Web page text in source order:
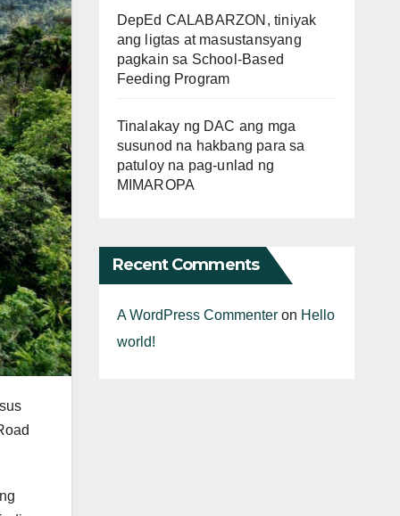
DepEd CALABARZON, tiniyak
ang ligtas at masustansyang
pagkain sa School-Based
Feeding Program
Tinalakay ng DAC ang mga
susunod na hakbang para sa
patuloy na pag-unlad ng
MIMAROPA
Recent Comments
A WordPress Commenteron Hello
world!